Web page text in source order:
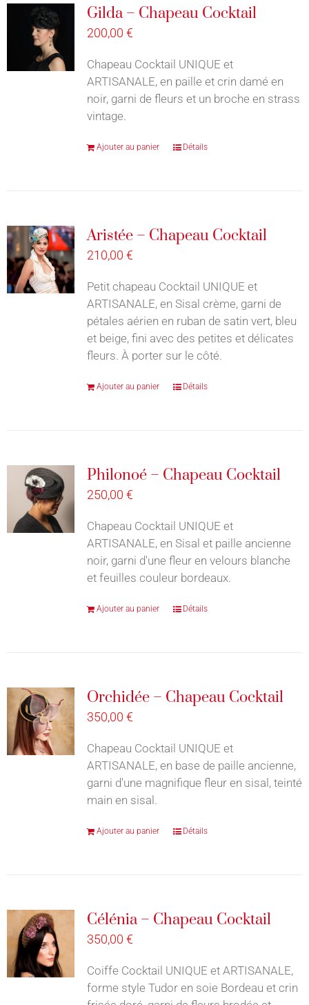
Gilda – Chapeau Cocktail
200,00 €
Chapeau Cocktail UNIQUE et
ARTISANALE, en paille et crin damé en
noir, garni de fleurs et un broche en strass
vintage.
Ajouter au panier Détails
Aristée – Chapeau Cocktail
210,00 €
Petit chapeau Cocktail UNIQUE et
ARTISANALE, en Sisal crème, garni de
pétales aérien en ruban de satin vert, bleu
et beige, fini avec des petites et délicates
fleurs. À porter sur le côté.
Ajouter au panier Détails
Philonoé – Chapeau Cocktail
250,00 €
Chapeau Cocktail UNIQUE et
ARTISANALE, en Sisal et paille ancienne
noir, garni d'une fleur en velours blanche
et feuilles couleur bordeaux.
Ajouter au panier Détails
Orchidée – Chapeau Cocktail
350,00 €
Chapeau Cocktail UNIQUE et
ARTISANALE, en base de paille ancienne,
garni d'une magnifique fleur en sisal, teinté
main en sisal.
Ajouter au panier Détails
Célénia – Chapeau Cocktail
350,00 €
Coiffe Cocktail UNIQUE et ARTISANALE,
forme style Tudor en soie Bordeau et crin